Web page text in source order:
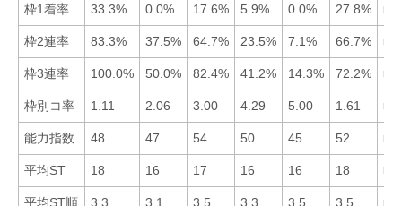
枠1着率 33.3% 0.0% 17.6% 5.9% 0.0% 27.8%
枠2連率 83.3% 37.5% 64.7% 23.5% 7.1% 66.7%
枠3連率 100.0% 50.0% 82.4% 41.2% 14.3% 72.2%
枠別コ率 1.11 2.06 3.00 4.29 5.00 1.61
能力指数 48 47 54 50 45 52
平均ST 18 16 17 16 16 18
平均ST順 3.3 3.1 3.5 3.3 3.5 3.5